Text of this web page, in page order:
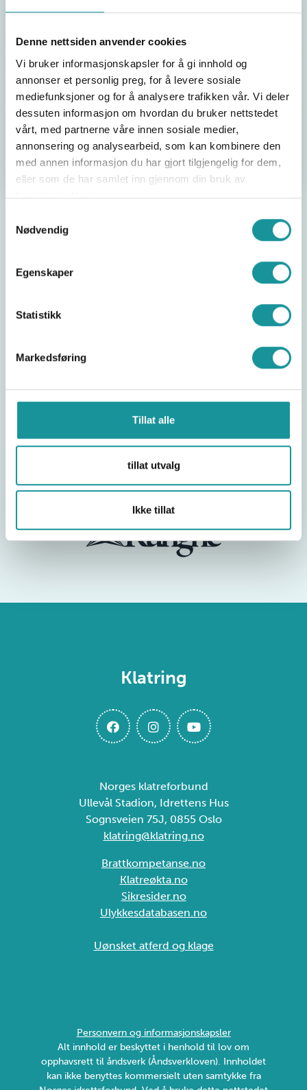
Denne nettsiden anvender cookies
Vi bruker informasjonskapsler for å gi innhold og
annonser et personlig preg, for å levere sosiale
mediefunksjoner og for å analysere trafikken vår. Vi deler
dessuten informasjon om hvordan du bruker nettstedet
vårt, med partnerne våre innen sosiale medier,
annonsering og analysearbeid, som kan kombinere den
med annen informasjon du har gjort tilgjengelig for dem,
eller som de har samlet inn gjennom din bruk av
tjenestene deres.
Nødvendig
Egenskaper
Statistikk
Markedsføring
Tillat alle
tillat utvalg
Ikke tillat
Opptakskrav
Varighet på kurs
Søke godkjenning
Søk godkjenning her
Klatring
Norges klatreforbund
Ullevål Stadion, Idrettens Hus
Sognsveien 75J, 0855 Oslo
klatring@klatring.no
Brattkompetanse.no
Klatreøkta.no
Sikresider.no
Ulykkesdatabasen.no
Uønsket atferd og klage
Personvern og informasjonskapsler
Alt innhold er beskyttet i henhold til lov om
opphavsrett til åndsverk (Åndsverkloven). Innholdet
kan ikke benyttes kommersielt uten samtykke fra